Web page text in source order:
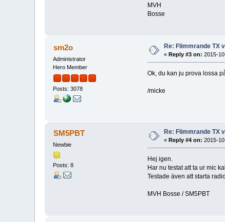
MVH
Bosse
sm2o
Administrator
Hero Member
Posts: 3078
Re: Flimmrande TX
«Reply #3 on: 2015-
Ok, du kan ju prova lossa
/micke
SM5PBT
Newbie
Posts: 8
Re: Flimmrande TX
«Reply #4 on: 2015-
Hej igen.
Har nu testat att ta ur mic
Testade även att starta
MVH Bosse / SM5PBT